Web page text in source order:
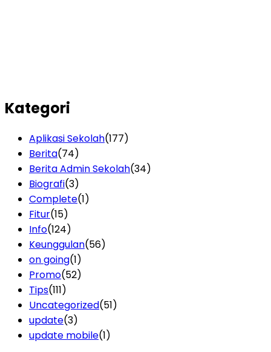
Kategori
Aplikasi Sekolah(177)
Berita(74)
Berita Admin Sekolah(34)
Biografi(3)
Complete(1)
Fitur(15)
Info(124)
Keunggulan(56)
on going(1)
Promo(52)
Tips(111)
Uncategorized(51)
update(3)
update mobile(1)